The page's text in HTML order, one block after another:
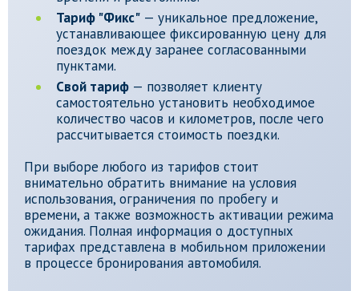
Тариф "Фикс" — уникальное предложение,
устанавливающее фиксированную цену для
поездок между заранее согласованными
пунктами.
Свой тариф — позволяет клиенту
самостоятельно установить необходимое
количество часов и километров, после чего
рассчитывается стоимость поездки.
При выборе любого из тарифов стоит
внимательно обратить внимание на условия
использования, ограничения по пробегу и
времени, а также возможность активации режима
ожидания. Полная информация о доступных
тарифах представлена в мобильном приложении
в процессе бронирования автомобиля.